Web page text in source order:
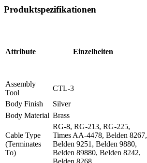
Produktspezifikationen
Attribute Einzelheiten
Assembly
Tool
CTL-3
Body Finish
Silver
Body Material Brass
Cable Type
(Terminates
To)
RG-8, RG-213, RG-225,
Times AA-4478, Belden 8267,
Belden 9251, Belden 9880,
Belden 89880, Belden 8242,
Belden 8268